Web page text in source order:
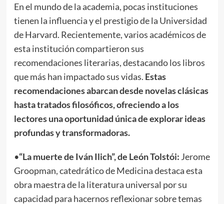
En el mundo de la academia, pocas instituciones
tienen la influencia y el prestigio de la Universidad
de Harvard. Recientemente, varios académicos de
esta institución compartieron sus
recomendaciones literarias, destacando los libros
que más han impactado sus vidas. Estas
recomendaciones abarcan desde novelas clásicas
hasta tratados filosóficos, ofreciendo a los
lectores una oportunidad única de explorar ideas
profundas y transformadoras.
•“La muerte de Iván Ilich”, de León Tolstói: Jerome
Groopman, catedrático de Medicina destaca esta
obra maestra de la literatura universal por su
capacidad para hacernos reflexionar sobre temas